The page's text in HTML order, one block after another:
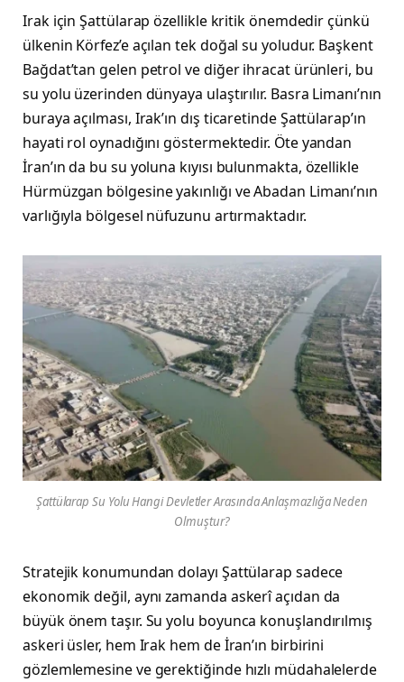
Irak için Şattülarap özellikle kritik önemdedir çünkü
ülkenin Körfez’e açılan tek doğal su yoludur. Başkent
Bağdat’tan gelen petrol ve diğer ihracat ürünleri, bu
su yolu üzerinden dünyaya ulaştırılır. Basra Limanı’nın
buraya açılması, Irak’ın dış ticaretinde Şattülarap’ın
hayati rol oynadığını göstermektedir. Öte yandan
İran’ın da bu su yoluna kıyısı bulunmakta, özellikle
Hürmüzgan bölgesine yakınlığı ve Abadan Limanı’nın
varlığıyla bölgesel nüfuzunu artırmaktadır.
Şattülarap Su Yolu Hangi Devletler Arasında Anlaşmazlığa Neden
Olmuştur?
Stratejik konumundan dolayı Şattülarap sadece
ekonomik değil, aynı zamanda askerî açıdan da
büyük önem taşır. Su yolu boyunca konuşlandırılmış
askeri üsler, hem Irak hem de İran’ın birbirini
gözlemlemesine ve gerektiğinde hızlı müdahalelerde